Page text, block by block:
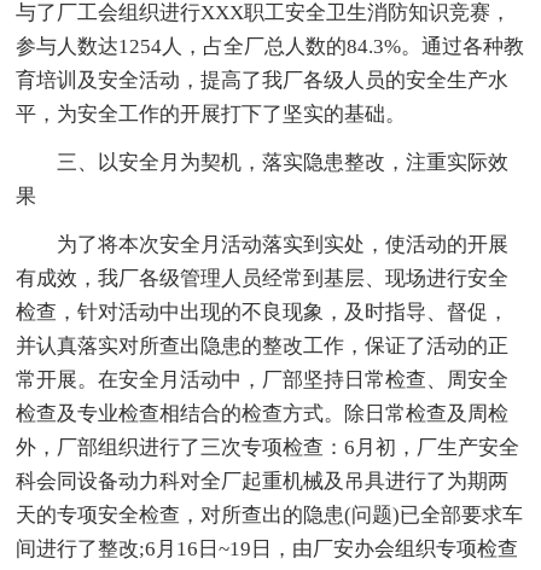
与了厂工会组织进行XXX职工安全卫生消防知识竞赛，
参与人数达1254人，占全厂总人数的84.3%。通过各种教
育培训及安全活动，提高了我厂各级人员的安全生产水
平，为安全工作的开展打下了坚实的基础。
三、以安全月为契机，落实隐患整改，注重实际效
果
为了将本次安全月活动落实到实处，使活动的开展
有成效，我厂各级管理人员经常到基层、现场进行安全
检查，针对活动中出现的不良现象，及时指导、督促，
并认真落实对所查出隐患的整改工作，保证了活动的正
常开展。在安全月活动中，厂部坚持日常检查、周安全
检查及专业检查相结合的检查方式。除日常检查及周检
外，厂部组织进行了三次专项检查：6月初，厂生产安全
科会同设备动力科对全厂起重机械及吊具进行了为期两
天的专项安全检查，对所查出的隐患(问题)已全部要求车
间进行了整改;6月16日~19日，由厂安办会组织专项检查